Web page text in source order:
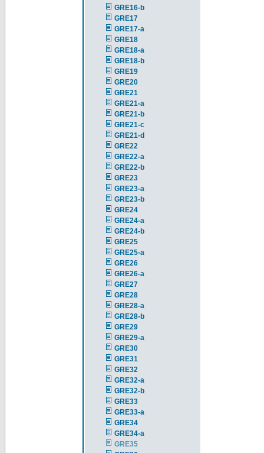
GRE16-b
GRE17
GRE17-a
GRE18
GRE18-a
GRE18-b
GRE19
GRE20
GRE21
GRE21-a
GRE21-b
GRE21-c
GRE21-d
GRE22
GRE22-a
GRE22-b
GRE23
GRE23-a
GRE23-b
GRE24
GRE24-a
GRE24-b
GRE25
GRE25-a
GRE26
GRE26-a
GRE27
GRE28
GRE28-a
GRE28-b
GRE29
GRE29-a
GRE30
GRE31
GRE32
GRE32-a
GRE32-b
GRE33
GRE33-a
GRE34
GRE34-a
GRE35